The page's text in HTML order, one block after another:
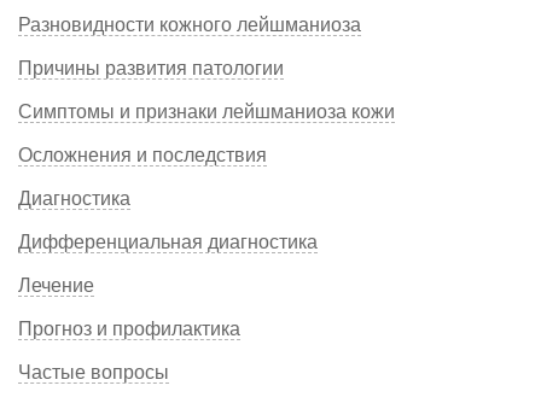
Разновидности кожного лейшманиоза
Причины развития патологии
Симптомы и признаки лейшманиоза кожи
Осложнения и последствия
Диагностика
Дифференциальная диагностика
Лечение
Прогноз и профилактика
Частые вопросы